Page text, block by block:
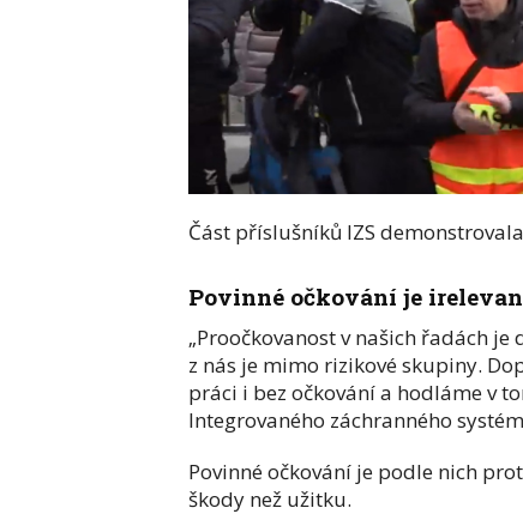
Část příslušníků IZS
Povinné očkování je
„Proočkovanost v našich řadách
z nás je mimo rizikové skupiny.
práci i bez očkování a hodláme v
Integrovaného záchranného
Povinné očkování je podle nich
škody než užitku.